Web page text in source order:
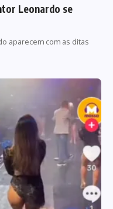
Leonardo se
aparecem com as ditas